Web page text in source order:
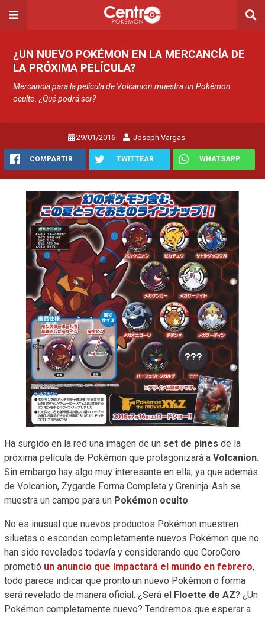
¿UN NUEVO POKÉMON EN LA MERCANCÍA DE
LA PRÓXIMA PELÍCULA?
Mercancía para la película de Volcanion muestra un Pokémon
oculto. ¿Qué podrá ser?
29/01/2016 Joseph Vargas
COMPARTIR TWITTEAR WHATSAPP
Ha surgido en la red una imagen de un set de pines de la
próxima película de Pokémon que protagonizará a Volcanion.
Sin embargo hay algo muy interesante en ella, ya que además
de Volcanion, Zygarde Forma Completa y Greninja-Ash se
muestra un campo para un Pokémon oculto.
No es inusual que nuevos productos Pokémon muestren
siluetas o escondan completamente nuevos Pokémon que no
han sido revelados todavía y considerando que CoroCoro
prometió un anuncio que impactará el mundo en febrero,
todo parece indicar que pronto un nuevo Pokémon o forma
será revelado de manera oficial. ¿Será el Floette de AZ? ¿Un
Pokémon completamente nuevo? Tendremos que esperar a